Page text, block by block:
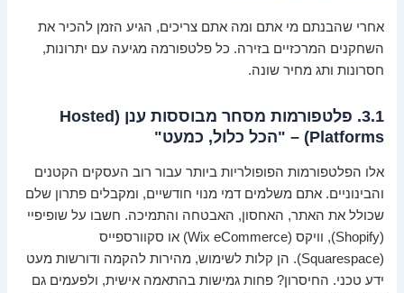
אחרי שהבנתם מי אתם ומה אתם צריכים, הגיע הזמן להכיר את
השחקנים המרכזיים בזירה. כל פלטפורמה מגיעה עם יתרונות,
חסרונות ותג מחיר שונה.
3.1. פלטפורמות מסחר מבוססות ענן (Hosted
Platforms) – "הכל כלול, כמעט"
אלו הפלטפורמות הפופולריות ביותר עבור רוב העסקים הקטנים
והבינוניים. אתם משלמים דמי מנוי חודשיים, ומקבלים פתרון שלם
שכולל את האתר, האחסון, האבטחה והתמיכה. חשבו על שופיפיי
(Shopify), וויקס (Wix eCommerce) או סקוורספייס
(Squarespace). הן קלות לשימוש, מהירות להקמה ודורשות מעט
ידע טכני. החיסרון? פחות גמישות בהתאמה אישית, ולפעמים גם